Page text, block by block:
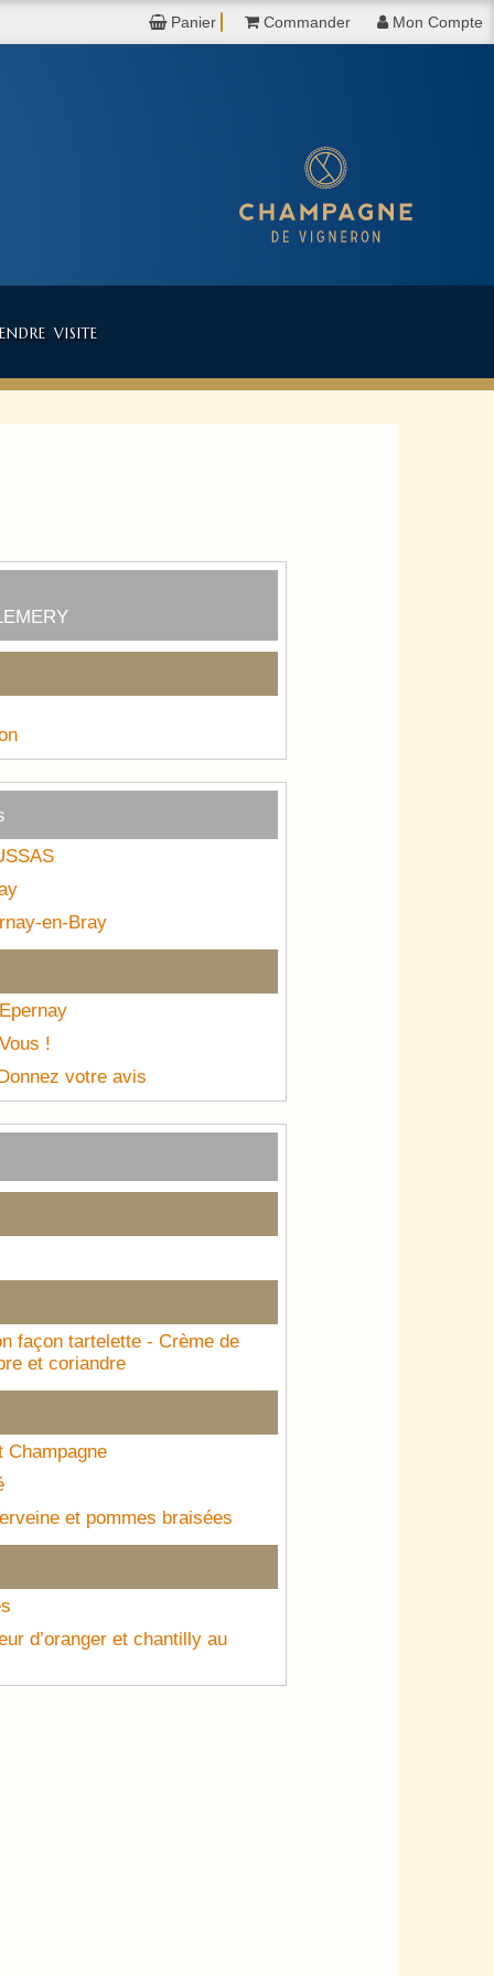
Panier Commander Mon Compte
visite
en-Bray
!
votre avis
façon tartelette - Crème de
et coriandre
Champagne
et pommes braisées
d’oranger et chantilly au